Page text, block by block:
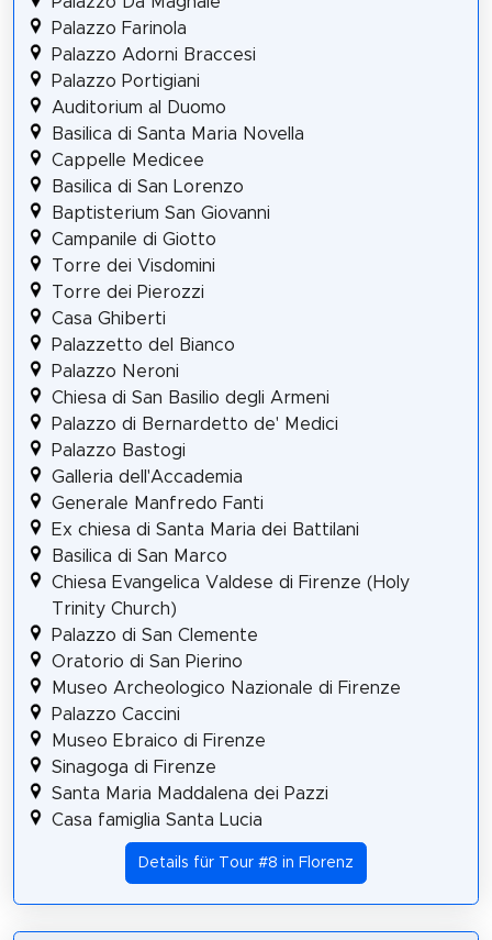
Palazzo Farinola
Palazzo Adorni Braccesi
Palazzo Portigiani
Auditorium al Duomo
Basilica di Santa Maria Novella
Cappelle Medicee
Basilica di San Lorenzo
Baptisterium San Giovanni
Campanile di Giotto
Torre dei Visdomini
Torre dei Pierozzi
Casa Ghiberti
Palazzetto del Bianco
Palazzo Neroni
Chiesa di San Basilio degli Armeni
Palazzo di Bernardetto de' Medici
Palazzo Bastogi
Galleria dell'Accademia
Generale Manfredo Fanti
Ex chiesa di Santa Maria dei Battilani
Basilica di San Marco
Chiesa Evangelica Valdese di Firenze (Holy
Trinity Church)
Palazzo di San Clemente
Oratorio di San Pierino
Museo Archeologico Nazionale di Firenze
Palazzo Caccini
Museo Ebraico di Firenze
Sinagoga di Firenze
Santa Maria Maddalena dei Pazzi
Casa famiglia Santa Lucia
Details für Tour #8 in Florenz